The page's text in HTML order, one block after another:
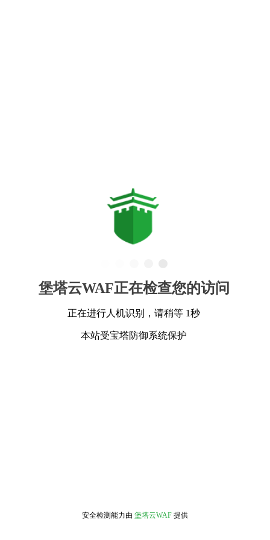
堡塔云WAF正在检查您的访问
正在进行人机识别，请稍等 1秒
本站受宝塔防御系统保护
安全检测能力由 堡塔云WAF 提供